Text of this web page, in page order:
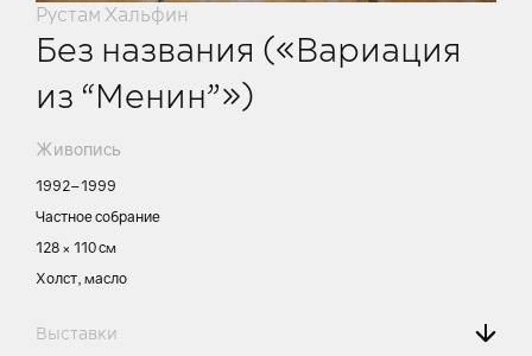
Рустам Хальфин
Без названия («Вариация
из “Менин”»)
Живопись
1992–1999
Частное собрание
128 × 110 см
Холст, масло
Выставки